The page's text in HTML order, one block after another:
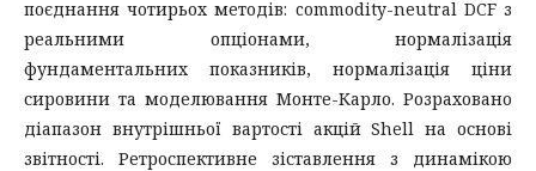
поєднання чотирьох методів: commodity-neutral DCF з
реальними опціонами, нормалізація
фундаментальних показників, нормалізація ціни
сировини та моделювання Монте-Карло. Розраховано
діапазон внутрішньої вартості акцій Shell на основі
звітності. Ретроспективне зіставлення з динамікою